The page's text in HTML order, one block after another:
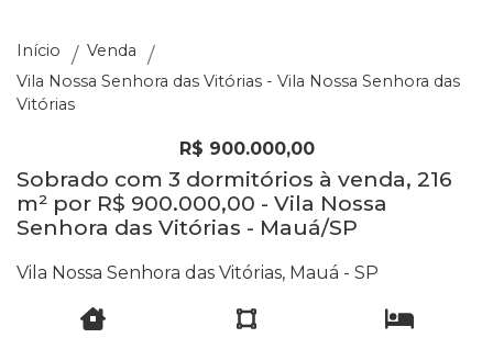
Início
Venda
Vila Nossa Senhora das Vitórias - Vila Nossa Senhora das
Vitórias
R$ 900.000,00
Sobrado com 3 dormitórios à venda, 216
m² por R$ 900.000,00 - Vila Nossa
Senhora das Vitórias - Mauá/SP
Vila Nossa Senhora das Vitórias, Mauá - SP